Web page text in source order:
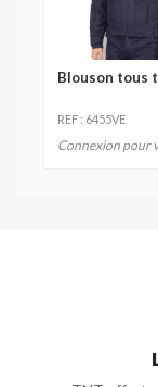
Blouson tous
REF : 6455VE
Connexion pour